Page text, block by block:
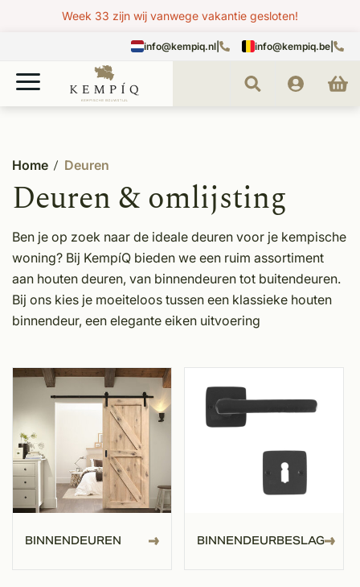
Week 33 zijn wij vanwege vakantie gesloten!
info@kempiq.nl info@kempiq.be
Home Deuren
Deuren & omlijsting
Ben je op zoek naar de ideale deuren voor je kempische
woning? Bij KempíQ bieden we een ruim assortiment
aan houten deuren, van binnendeuren tot buitendeuren.
Bij ons kies je moeiteloos tussen een klassieke houten
binnendeur, een elegante eiken uitvoering
BINNENDEUREN BINNENDEURBESLAG